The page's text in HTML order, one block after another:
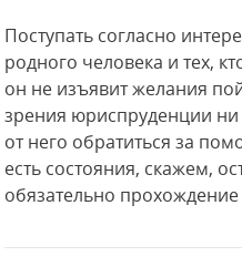
Поступать согласно
родного человека и тех,
он не изъявит желания
зрения юриспруденции ни
от него обратиться за
есть состояния, скажем,
обязательно